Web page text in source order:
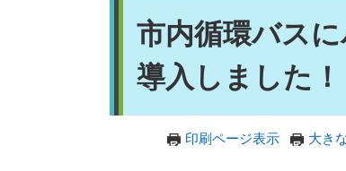
市内循環バス
導入しました！
印刷ページ表示 大き